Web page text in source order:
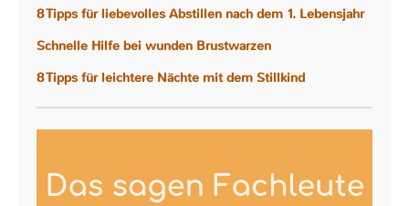
8 Tipps für liebevolles Abstillen nach dem 1. Lebensjahr
Schnelle Hilfe bei wunden Brustwarzen
8 Tipps für leichtere Nächte mit dem Stillkind